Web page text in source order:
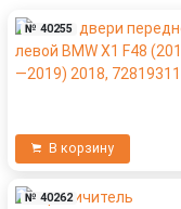
№ 40255
В корзину
№ 40262